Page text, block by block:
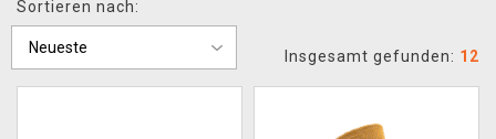
XZONE CLUB
Sortieren nach:
Insgesamt gefunden: 12